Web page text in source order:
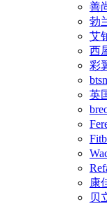
善
勃
艾
西
彩
英
康
贝